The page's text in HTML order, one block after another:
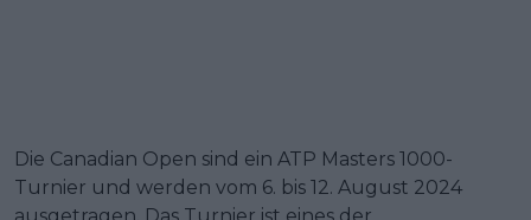
Die Canadian Open sind ein ATP Masters 1000-
Turnier und werden vom 6. bis 12. August 2024
ausgetragen. Das Turnier ist eines der